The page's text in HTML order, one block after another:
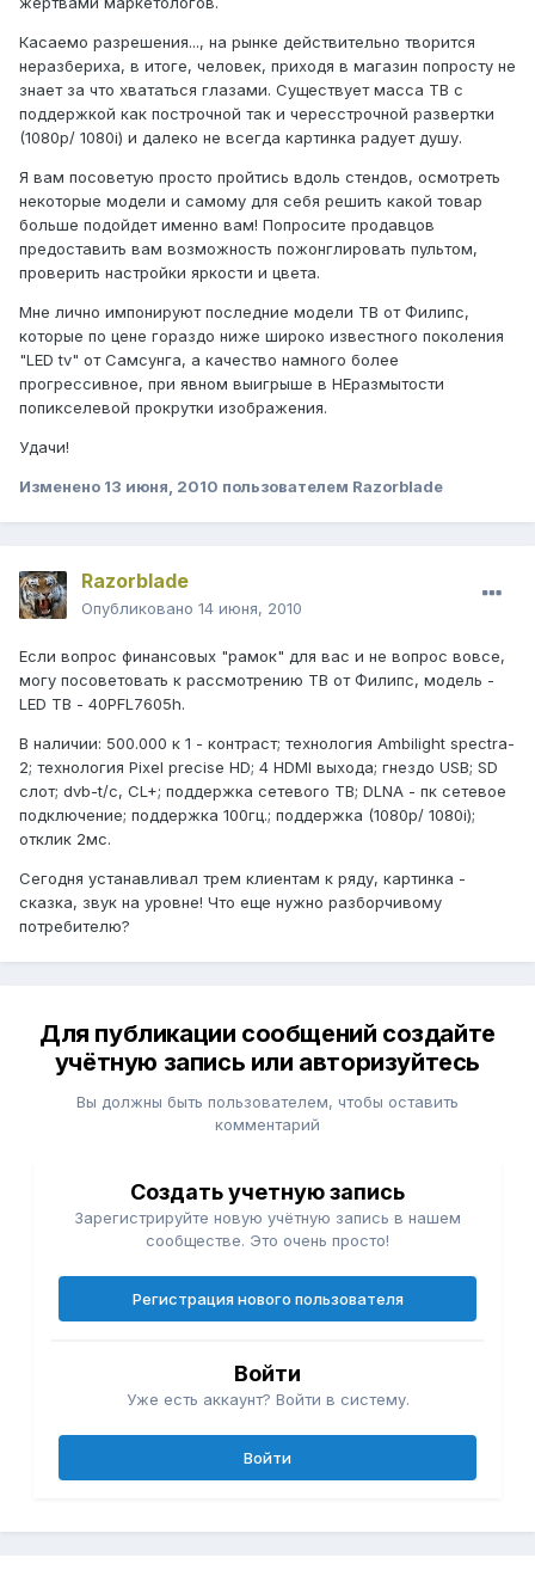
Касаемо разрешения..., на рынке действительно творится
неразбериха, в итоге, человек, приходя в магазин попросту не
знает за что хвататься глазами. Существует масса ТВ с
поддержкой как построчной так и чересстрочной развертки
(1080p/ 1080i) и далеко не всегда картинка радует душу.
Я вам посоветую просто пройтись вдоль стендов, осмотреть
некоторые модели и самому для себя решить какой товар
больше подойдет именно вам! Попросите продавцов
предоставить вам возможность пожонглировать пультом,
проверить настройки яркости и цвета.
Мне лично импонируют последние модели ТВ от Филипс,
которые по цене гораздо ниже широко известного поколения
"LED tv" от Самсунга, а качество намного более
прогрессивное, при явном выигрыше в НЕразмытости
попикселевой прокрутки изображения.
Удачи!
Изменено 13 июня, 2010 пользователем Razorblade
Razorblade
Опубликовано 14 июня, 2010
Если вопрос финансовых "рамок" для вас и не вопрос вовсе,
могу посоветовать к рассмотрению ТВ от Филипс, модель -
LED ТВ - 40PFL7605h.
В наличии: 500.000 к 1 - контраст; технология Ambilight spectra-
2; технология Pixel precise HD; 4 HDMI выхода; гнездо USB; SD
слот; dvb-t/c, CL+; поддержка сетевого ТВ; DLNA - пк сетевое
подключение; поддержка 100гц.; поддержка (1080p/ 1080i);
отклик 2мс.
Сегодня устанавливал трем клиентам к ряду, картинка -
сказка, звук на уровне! Что еще нужно разборчивому
потребителю?
Для публикации сообщений создайте
учётную запись или авторизуйтесь
Вы должны быть пользователем, чтобы оставить
комментарий
Создать учетную запись
Зарегистрируйте новую учётную запись в нашем
сообществе. Это очень просто!
Регистрация нового пользователя
Войти
Уже есть аккаунт? Войти в систему.
Войти